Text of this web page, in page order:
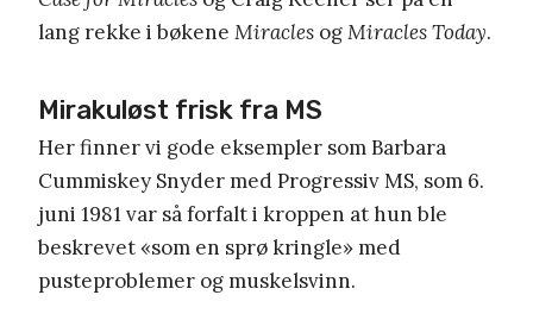
lang rekke i bøkene Miracles ogMiracles Today.
Mirakuløst frisk fra MS
Her finner vi gode eksempler som Barbara
Cummiskey SnydermedProgressiv MS, som 6.
juni 1981 var så forfalti kroppen at hun ble
beskrevet«som en sprøkringle»med
pusteproblemer og muskelsvinn.